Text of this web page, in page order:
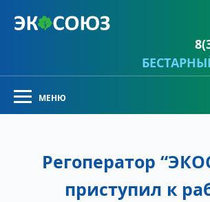
Регоператор
приступил к